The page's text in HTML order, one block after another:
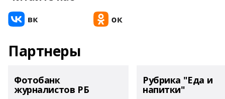
Партнеры
Фотобанк
журналистов РБ
Рубрика "Еда и
напитки"